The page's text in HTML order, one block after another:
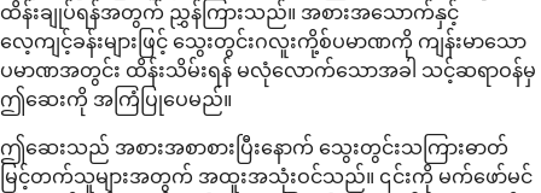
ထိန်းချုပ်ရန်အတွက် ညွှန်ကြားသည်။ အစားအသောက်နှင့်
လေ့ကျင့်ခန်းများဖြင့် သွေးတွင်းဂလူးကို့စ်ပမာဏကို ကျန်းမာသော
ပမာဏအတွင်း ထိန်းသိမ်းရန် မလုံလောက်သောအခါ သင့်ဆရာဝန်မှ
ဤဆေးကို အကြံပြုပေမည်။
ဤဆေးသည် အစားအစာစားပြီးနောက် သွေးတွင်းသကြားဓာတ်
မြင့်တက်သူများအတွက် အထူးအသုံးဝင်သည်။ ၎င်းကို မက်ဖော်မင်